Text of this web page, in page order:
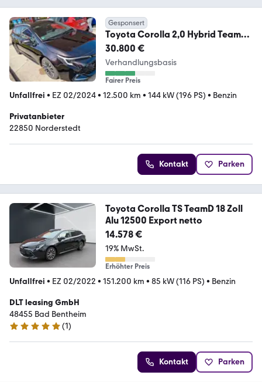
Gesponsert
Toyota Corolla 2,0 Hybrid Team
Deutsch TS 196PS 12tkm
30.800 €
Verhandlungsbasis
Fairer Preis
Unfallfrei • EZ 02/2024• 12.500 km • 144 kW (196 PS) • Benzin
Privatanbieter
22850 Norderstedt
Kontakt Parken
Toyota Corolla TS TeamD 18 Zoll
Alu 12500 Export netto
14.578 €
19% MwSt.
Erhöhter Preis
Unfallfrei • EZ 02/2022 • 151.200 km • 85 kW (116 PS) • Benzin
DLT leasing GmbH
48455 Bad Bentheim
5 Sterne
(1)
Kontakt Parken